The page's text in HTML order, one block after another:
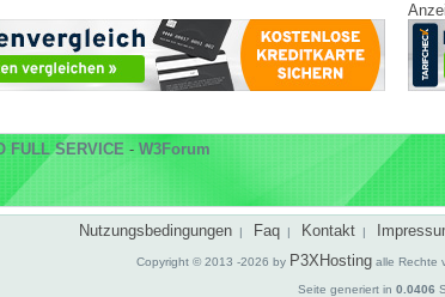
FULL SERVICE - W3Forum
Nutzungsbedingungen | Faq | Kontakt |
Copyright © 2013 -2026 by P3XHosting alle Rechte
Seite generiert in 0.0406